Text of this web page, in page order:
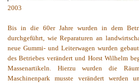
2003
Bis in die 60er Jahre wurden in dem
durchgeführt, wie Reparaturen an
neue Gummi- und Leiterwagen wurden
des Betriebes verändert und Horst Wilhelm
Massenartikeln. Hierzu wurden die
Maschinenpark musste verändert werden